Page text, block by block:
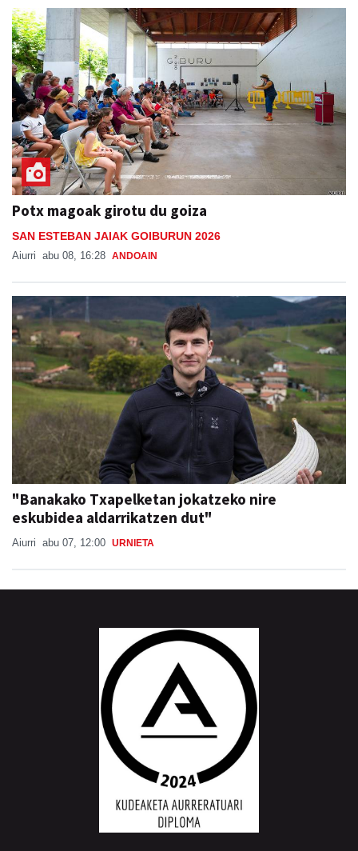
Potx magoak girotu du goiza
SAN ESTEBAN JAIAK GOIBURUN 2026
Aiurri abu 08, 16:28 ANDOAIN
"Banakako Txapelketan jokatzeko nire
eskubidea aldarrikatzen dut"
Aiurri abu 07, 12:00 URNIETA